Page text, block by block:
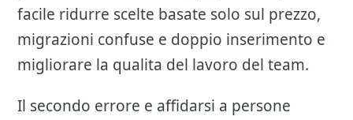
facile ridurre scelte basate solo sul prezzo,
migrazioni confuse e doppio inserimento e
migliorare la qualita del lavoro del team.
Il secondo errore e affidarsi a persone